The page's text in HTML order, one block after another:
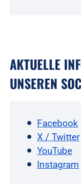
AKTUELLE
UNSEREN
Facebook
X / Twitter
YouTube
Instagram